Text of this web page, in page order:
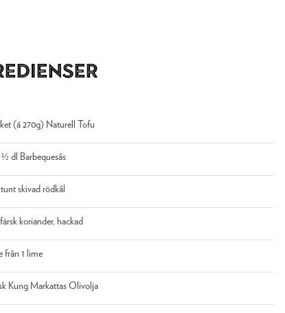
(á 270g) Naturell Tofu
½ dl Barbequesås
skivad rödkål
koriander, hackad
från 1 lime
Kung Markattas Olivolja